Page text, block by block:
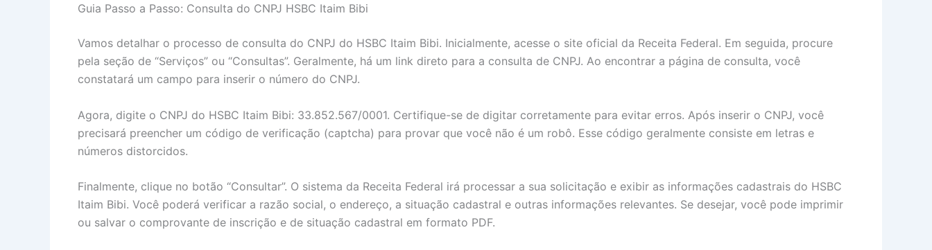
Guia Passo a Passo: Consulta do CNPJ HSBC Itaim Bibi
Vamos detalhar o processo de consulta do CNPJ do HSBC Itaim Bibi. Inicialmente, acesse o site oficial da Receita Federal. Em seguida, procure
pela seção de “Serviços” ou “Consultas”. Geralmente, há um link direto para a consulta de CNPJ. Ao encontrar a página de consulta, você
constatará um campo para inserir o número do CNPJ.
Agora, digite o CNPJ do HSBC Itaim Bibi: 33.852.567/0001. Certifique-se de digitar corretamente para evitar erros. Após inserir o CNPJ, você
precisará preencher um código de verificação (captcha) para provar que você não é um robô. Esse código geralmente consiste em letras e
números distorcidos.
Finalmente, clique no botão “Consultar”. O sistema da Receita Federal irá processar a sua solicitação e exibir as informações cadastrais do HSBC
Itaim Bibi. Você poderá verificar a razão social, o endereço, a situação cadastral e outras informações relevantes. Se desejar, você pode imprimir
ou salvar o comprovante de inscrição e de situação cadastral em formato PDF.